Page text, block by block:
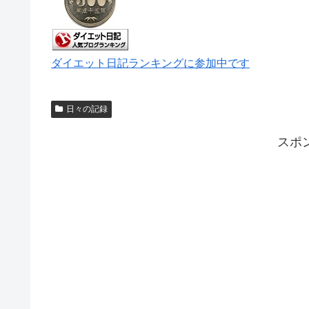
ダイエット日記ランキングに参加中です
日々の記録
スポ